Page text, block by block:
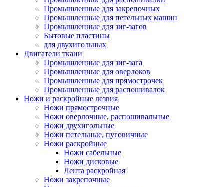
Промышленные для закрепочных
Промышленные для петельных машин
Промышленные для зиг-загов
Бытовые пластины
для двухигольных
Двигатели ткани
Промышленные для зиг-зага
Промышленные для оверлоков
Промышленные для прямострочек
Промышленные для распошивалок
Ножи и раскройные лезвия
Ножи прямострочные
Ножи оверлочные, распошивальные
Ножи двухигольные
Ножи петельные, пуговичные
Ножи раскройные
Ножи сабельные
Ножи дисковые
Лента раскройная
Ножи закрепочные